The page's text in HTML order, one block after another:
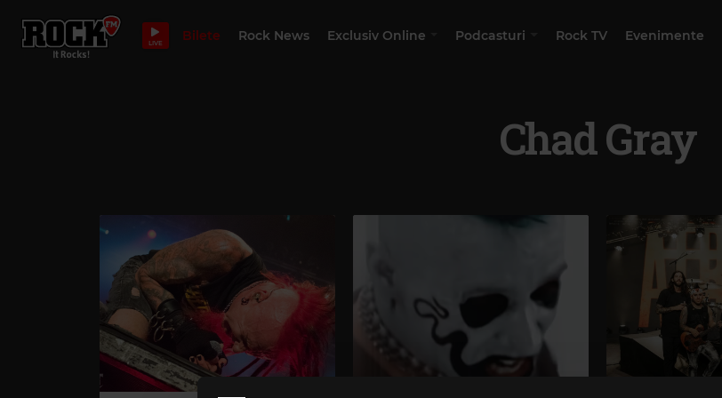
LIVE Bilete Rock News Exclusiv Online Podcasturi Rock TV Evenimente
Chad Gray